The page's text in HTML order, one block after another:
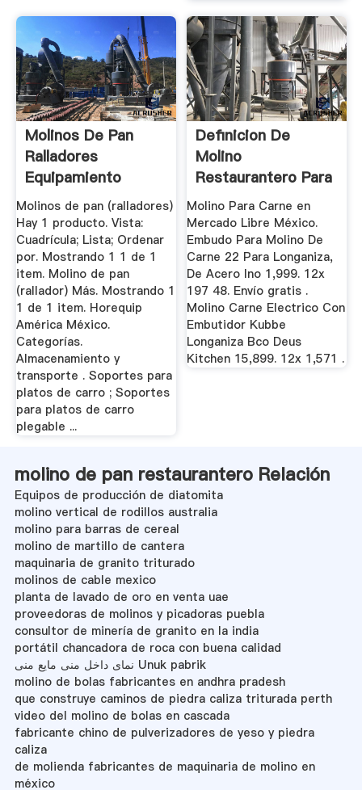
Molinos De Pan
Ralladores
Equipamiento
Profesional ...
Molinos de pan (ralladores)
Hay 1 producto. Vista:
Cuadrícula; Lista; Ordenar
por. Mostrando 1 1 de 1
item. Molino de pan
(rallador) Más. Mostrando 1
1 de 1 item. Horequip
América México.
Categorías.
Almacenamiento y
transporte . Soportes para
platos de carro ; Soportes
para platos de carro
plegable ...
Definicion De
Molino
Restaurantero Para
Carne
Molino Para Carne en
Mercado Libre México.
Embudo Para Molino De
Carne 22 Para Longaniza,
De Acero Ino 1,999. 12x
197 48. Envío gratis .
Molino Carne Electrico Con
Embutidor Kubbe
Longaniza Bco Deus
Kitchen 15,899. 12x 1,571 .
molino de pan restaurantero Relación
Equipos de producción de diatomita
molino vertical de rodillos australia
molino para barras de cereal
molino de martillo de cantera
maquinaria de granito triturado
molinos de cable mexico
planta de lavado de oro en venta uae
proveedoras de molinos y picadoras puebla
consultor de minería de granito en la india
portátil chancadora de roca con buena calidad
نمای داخل منی مایع منی Unuk pabrik
molino de bolas fabricantes en andhra pradesh
que construye caminos de piedra caliza triturada perth
video del molino de bolas en cascada
fabricante chino de pulverizadores de yeso y piedra
caliza
de molienda fabricantes de maquinaria de molino en
méxico